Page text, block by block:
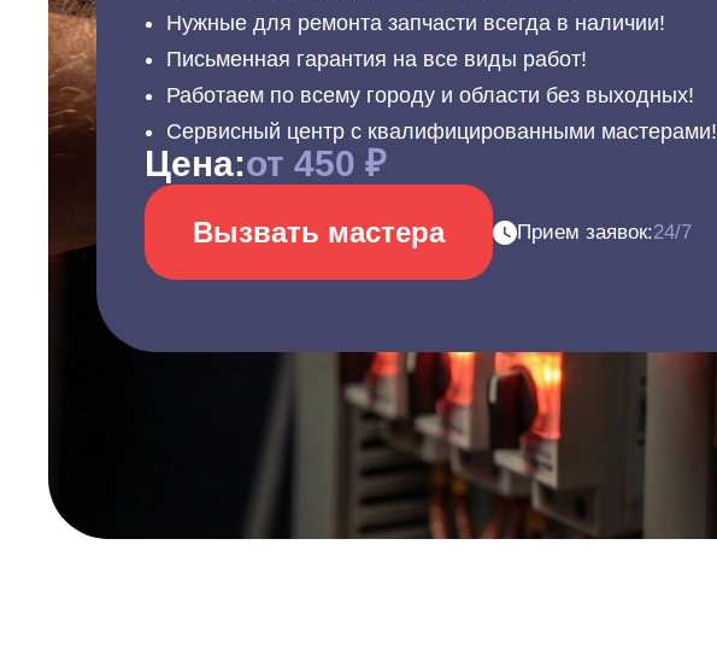
Нужные для ремонта запчасти всегда в наличии!
Письменная гарантия на все виды работ!
Работаем по всему городу и области без выходных!
Сервисный центр с квалифицированными мастерами!
Цена:от 450 ₽
Вызвать мастера Прием заявок:24/7